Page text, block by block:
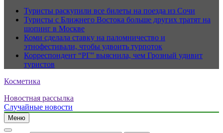
Туристы раскупили все билеты на поезда из Сочи
Туристы с Ближнего Востока больше других тратят на
шопинг в Москве
Коми сделала ставку на паломничество и
этнофестивали, чтобы удвоить турпоток
Корреспондент “РГ” выяснила, чем Грозный удивит
туристов
Косметика
Новостная рассылка
Случайные новости
Меню